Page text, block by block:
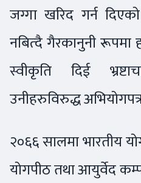
जग्गा खरिद गर्न
नबित्दै गैरकानुनी रूपमा
स्वीकृति दिई
उनीहरुविरुद्ध
२०६६ सालमा भारतीय
योगपीठ तथा आयुर्वेद